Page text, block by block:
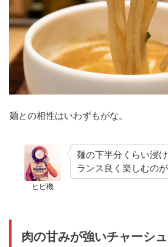
麺との相性はいわずもがな。
ヒビ機
麺の下半分くらい浸
ランス良く楽しむの
肉の甘みが強いチャーシ